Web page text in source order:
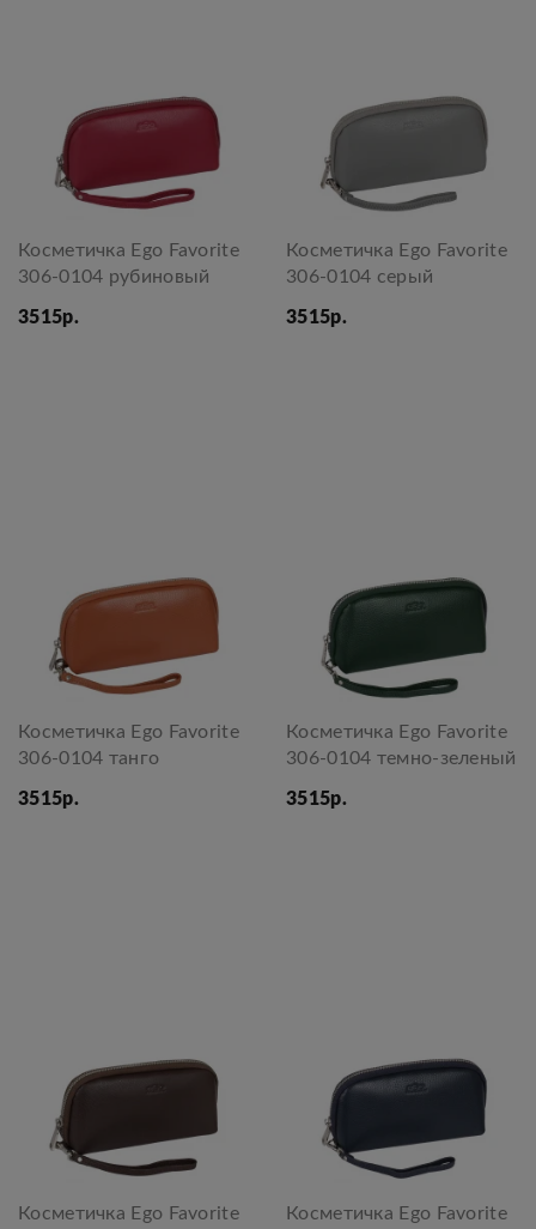
Косметичка Ego Favorite
306-0104 рубиновый
3515р.
Косметичка Ego Favorite
306-0104 серый
3515р.
Косметичка Ego Favorite
306-0104 танго
3515р.
Косметичка Ego Favorite
306-0104 темно-зеленый
3515р.
Косметичка Ego Favorite
Косметичка Ego Favorite